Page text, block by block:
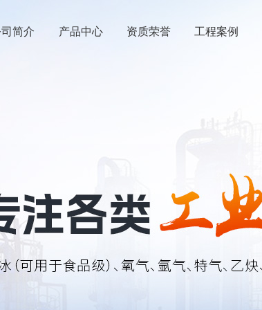
简介 产品中心 资质荣誉 工程案例